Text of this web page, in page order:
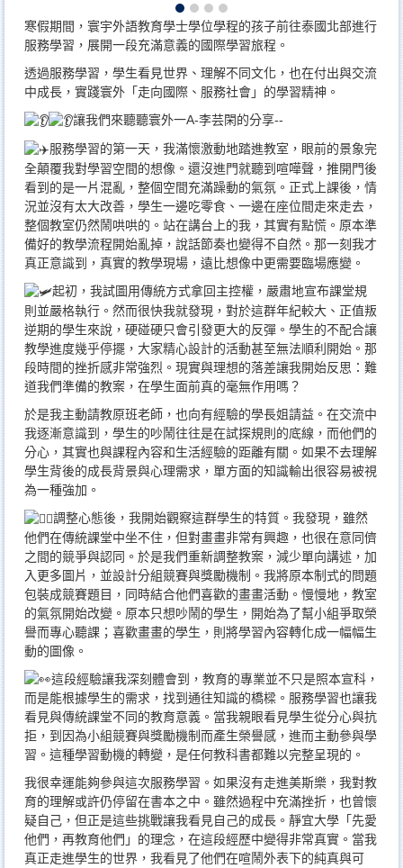
寒假期間，寰宇外語教育學士學位學程的孩子前往泰國北部進行
服務學習，展開一段充滿意義的國際學習旅程。
透過服務學習，學生看見世界、理解不同文化，也在付出與交流
中成長，實踐寰外「走向國際、服務社會」的學習精神。
讓我們來聽聽寰外一A-李芸閑的分享--
服務學習的第一天，我滿懷激動地踏進教室，眼前的景象完
全顛覆我對學習空間的想像。還沒進門就聽到喧嘩聲，推開門後
看到的是一片混亂，整個空間充滿躁動的氣氛。正式上課後，情
況並沒有太大改善，學生一邊吃零食、一邊在座位間走來走去，
整個教室仍然鬧哄哄的。站在講台上的我，其實有點慌。原本準
備好的教學流程開始亂掉，說話節奏也變得不自然。那一刻我才
真正意識到，真實的教學現場，遠比想像中更需要臨場應變。
起初，我試圖用傳統方式拿回主控權，嚴肅地宣布課堂規
則並嚴格執行。然而很快我就發現，對於這群年紀較大、正值叛
逆期的學生來說，硬碰硬只會引發更大的反彈。學生的不配合讓
教學進度幾乎停擺，大家精心設計的活動甚至無法順利開始。那
段時間的挫折感非常強烈。現實與理想的落差讓我開始反思：難
道我們準備的教案，在學生面前真的毫無作用嗎？
於是我主動請教原班老師，也向有經驗的學長姐請益。在交流中
我逐漸意識到，學生的吵鬧往往是在試探規則的底線，而他們的
分心，其實也與課程內容和生活經驗的距離有關。如果不去理解
學生背後的成長背景與心理需求，單方面的知識輸出很容易被視
為一種強加。
調整心態後，我開始觀察這群學生的特質。我發現，雖然
他們在傳統課堂中坐不住，但對畫畫非常有興趣，也很在意同儕
之間的競爭與認同。於是我們重新調整教案，減少單向講述，加
入更多圖片，並設計分組競賽與獎勵機制。我將原本制式的問題
包裝成競賽題目，同時結合他們喜歡的畫畫活動。慢慢地，教室
的氣氛開始改變。原本只想吵鬧的學生，開始為了幫小組爭取榮
譽而專心聽課；喜歡畫畫的學生，則將學習內容轉化成一幅幅生
動的圖像。
這段經驗讓我深刻體會到，教育的專業並不只是照本宣科，
而是能根據學生的需求，找到通往知識的橋樑。服務學習也讓我
看見與傳統課堂不同的教育意義。當我親眼看見學生從分心與抗
拒，到因為小組競賽與獎勵機制而產生榮譽感，進而主動參與學
習。這種學習動機的轉變，是任何教科書都難以完整呈現的。
我很幸運能夠參與這次服務學習。如果沒有走進美斯樂，我對教
育的理解或許仍停留在書本之中。雖然過程中充滿挫折，也曾懷
疑自己，但正是這些挑戰讓我看見自己的成長。靜宜大學「先愛
他們，再教育他們」的理念，在這段經歷中變得非常真實。當我
真正走進學生的世界，我看見了他們在喧鬧外表下的純真與可